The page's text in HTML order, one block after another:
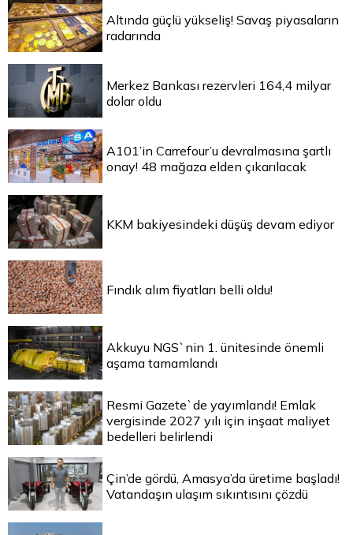
Altında güçlü yükseliş! Savaş piyasaların
radarında
Merkez Bankası rezervleri 164,4 milyar
dolar oldu
A101’in Carrefour’u devralmasına şartlı
onay! 48 mağaza elden çıkarılacak
KKM bakiyesindeki düşüş devam ediyor
Fındık alım fiyatları belli oldu!
Akkuyu NGS`nin 1. ünitesinde önemli
aşama tamamlandı
Resmi Gazete`de yayımlandı! Emlak
vergisinde 2027 yılı için inşaat maliyet
bedelleri belirlendi
Çin’de gördü, Amasya’da üretime başladı!
Vatandaşın ulaşım sıkıntısını çözdü